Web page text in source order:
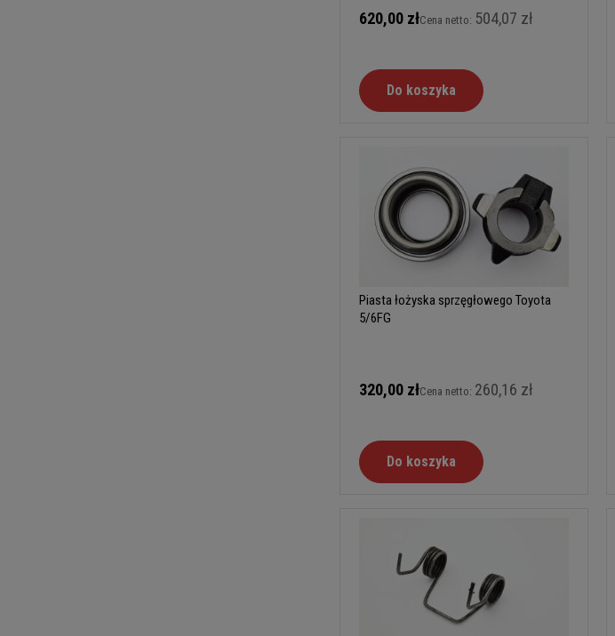
620,00 złCena netto: 504,07 zł
Do koszyka
Piasta łożyska sprzęgłowego Toyota
5/6FG
320,00 złCena netto: 260,16 zł
Do koszyka